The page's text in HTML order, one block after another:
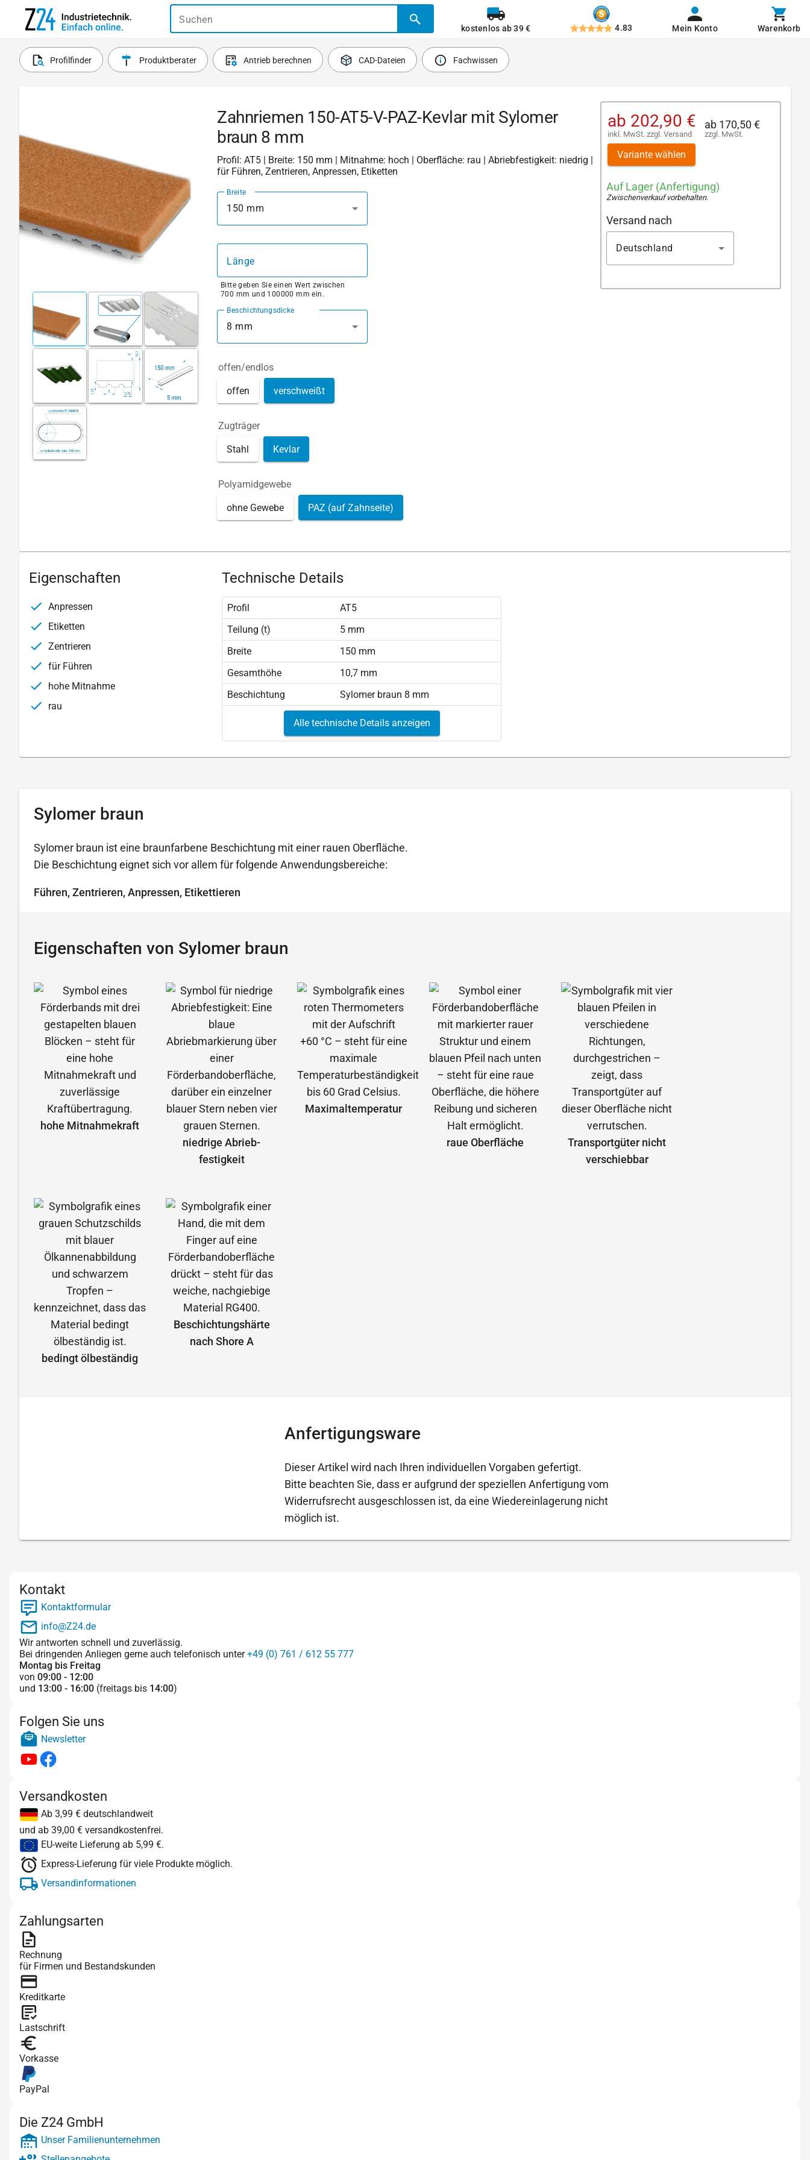
Suchen
kostenlos ab 39 € 4.83 Mein Konto Warenkorb
Profilfinder Produktberater Antrieb berechnen CAD-Dateien Fachwissen
Zahnriemen 150-AT5-V-PAZ-Kevlar mit Sylomer
braun 8 mm
Profil: AT5 | Breite: 150 mm | Mitnahme: hoch | Oberfläche: rau | Abriebfestigkeit: niedrig |
für Führen, Zentrieren, Anpressen, Etiketten
Breite
150 mm
Länge
Bitte geben Sie einen Wert zwischen
700 mm und 100000 mm ein.
Beschichtungsdicke
8 mm
offen/endlos
offen verschweißt
Zugträger
Stahl Kevlar
Polyamidgewebe
ohne Gewebe PAZ (auf Zahnseite)
ab 202,90 €
inkl. MwSt. zzgl. Versand
ab 170,50 €
zzgl. MwSt.
Variante wählen
Auf Lager (Anfertigung)
Zwischenverkauf vorbehalten.
Versand nach
Deutschland
Eigenschaften
Anpressen
Etiketten
Zentrieren
für Führen
hohe Mitnahme
rau
Technische Details
Profil
AT5
Teilung (t)
5 mm
Breite
150 mm
Gesamthöhe
10,7 mm
Beschichtung
Sylomer braun 8 mm
Alle technische Details anzeigen
Sylomer braun
Sylomer braun ist eine braunfarbene Beschichtung mit einer rauen Oberfläche.
Die Beschichtung eignet sich vor allem für folgende Anwendungsbereiche:
Führen, Zentrieren, Anpressen, Etikettieren
Eigenschaften von Sylomer braun
hohe Mitnahmekraft
niedrige Abrieb­
festigkeit
Maximal­temperatur
raue Oberfläche
Transportgüter nicht
verschiebbar
bedingt ölbeständig
Beschichtungshärte
nach Shore A
Anfertigungsware
Dieser Artikel wird nach Ihren individuellen Vorgaben gefertigt.
Bitte beachten Sie, dass er aufgrund der speziellen Anfertigung vom
Widerrufsrecht ausgeschlossen ist, da eine Wiedereinlagerung nicht
möglich ist.
Kontakt
Kontaktformular
info@Z24.de
Wir antworten schnell und zuverlässig.
Bei dringenden Anliegen gerne auch telefonisch unter+49 (0) 761 / 612 55 777
Montag bis Freitag
von 09:00 - 12:00
und 13:00 - 16:00 (freitags bis 14:00)
Folgen Sie uns
Newsletter
Versandkosten
Ab 3,99 € deutschlandweit
und ab 39,00 € versandkostenfrei.
EU-weite Lieferung ab 5,99 €.
Express-Lieferung für viele Produkte möglich.
Versandinformationen
Zahlungsarten
Rechnung
für Firmen und Bestandskunden
Kreditkarte
Lastschrift
Vorkasse
PayPal
Die Z24 GmbH
Unser Familienunternehmen